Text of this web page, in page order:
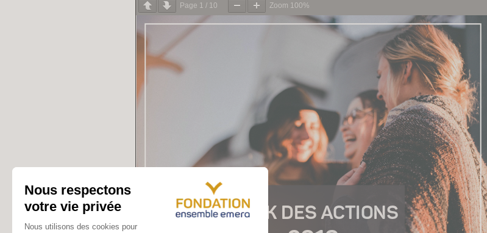
Page 1 / 10 Zoom 100%